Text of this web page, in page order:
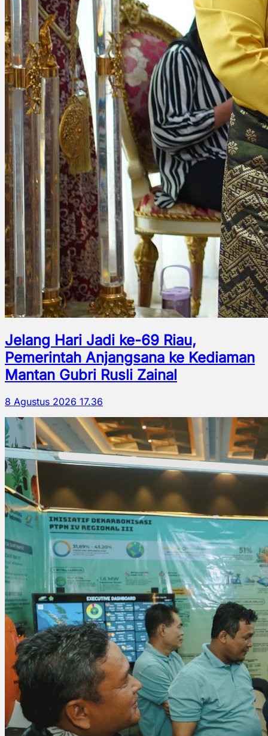
Jelang Hari Jadi ke-69 Riau,
Pemerintah Anjangsana ke Kediaman
Mantan Gubri Rusli Zainal
8 Agustus 2026 17.36